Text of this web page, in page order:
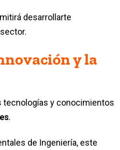
desarrollarte
y la
tecnologías y conocimientos
.
de Ingeniería, este